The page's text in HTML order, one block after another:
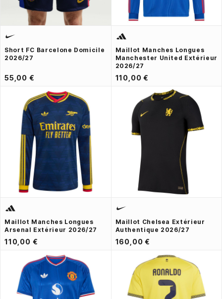
Short FC Barcelone Domicile
2026/27
55,00 €
Maillot Manches Longues
Manchester United Extérieur
2026/27
110,00 €
Maillot Manches Longues
Arsenal Extérieur 2026/27
110,00 €
Maillot Chelsea Extérieur
Authentique 2026/27
160,00 €